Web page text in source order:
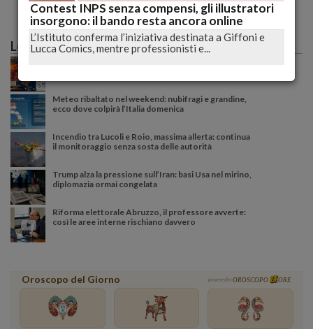
Le più lette
Meteo ribaltato nel weekend: nubifragi e grandine,
ecco dove colpirà l’Italia domenica
Incendio tra Lucoli e Roio, massima allerta: continua
il monitoraggio senza sosta delle autorità
Trump alza la pressione sull’Iran: basi Usa nel mirino,
diplomazia ormai congelata
Riforma elettorale Abruzzo, il professore avverte:
così le aree interne rischiano davvero
Oroscopo del Giorno powered by OROSCOPO ORE
Contest INPS senza compensi, gli illustratori
insorgono: il bando resta ancora online
L’Istituto conferma l’iniziativa destinata a Giffoni e
Lucca Comics, mentre professionisti e...